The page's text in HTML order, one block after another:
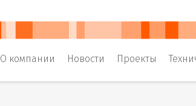
О компании Новости Проекты